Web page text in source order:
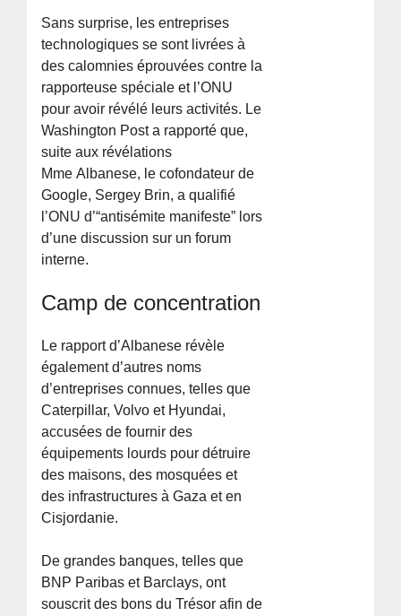
Sans surprise, les entreprises
technologiques se sont livrées à
des calomnies éprouvées contre la
rapporteuse spéciale et l’ONU
pour avoir révélé leurs activités. Le
Washington Post a rapporté que,
suite aux révélations
Mme Albanese, le cofondateur de
Google, Sergey Brin, a qualifié
l’ONU d’“antisémite manifeste” lors
d’une discussion sur un forum
interne.
Camp de concentration
Le rapport d’Albanese révèle
également d’autres noms
d’entreprises connues, telles que
Caterpillar, Volvo et Hyundai,
accusées de fournir des
équipements lourds pour détruire
des maisons, des mosquées et
des infrastructures à Gaza et en
Cisjordanie.
De grandes banques, telles que
BNP Paribas et Barclays, ont
souscrit des bons du Trésor afin de